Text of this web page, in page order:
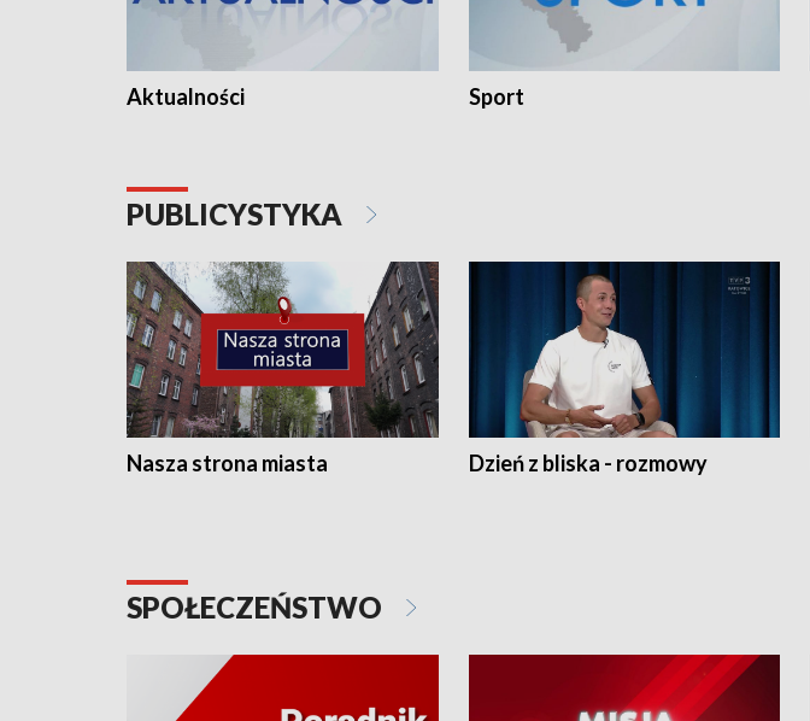
Aktualności Sport
PUBLICYSTYKA
Nasza strona miasta Dzień z bliska - rozmowy
SPOŁECZEŃSTWO